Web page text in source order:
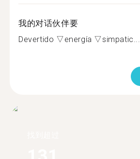
我的对话伙伴要
Devertido ▽energía ▽simpatic...